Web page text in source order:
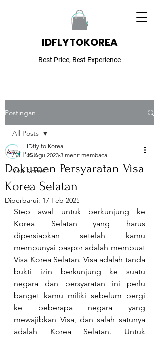
IDFLYTOKOREA
Best Price, Best Experience
Postingan
All Posts
Visa Korea
All Posts
Dokumen Persyaratan Visa
Korea Selatan
IDfly to Korea
15 Agu 2023 3 menit membaca
Diperbarui: 17 Feb 2025
Step awal untuk berkunjung ke
Korea Selatan yang harus
dipersiapkan setelah kamu
mempunyai paspor adalah membuat
Visa Korea Selatan. Visa adalah tanda
bukti izin berkunjung ke suatu
negara dan persyaratan ini perlu
banget kamu miliki sebelum pergi
ke beberapa negara yang
mewajibkan Visa, dan salah satunya
adalah Korea Selatan. Untuk